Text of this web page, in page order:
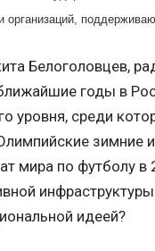
организаций,
Белоголовцев,
годы в
уровня, среди
мира по футболу
идеей?